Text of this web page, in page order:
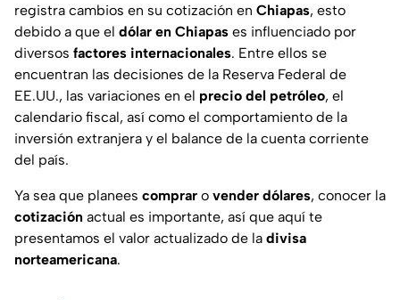
registra cambios en su cotización en Chiapas, esto
debido a que el dólar en Chiapas es influenciado por
diversos factores internacionales. Entre ellos se
encuentran las decisiones de la Reserva Federal de
EE.UU., las variaciones en el precio del petróleo, el
calendario fiscal, así como el comportamiento de la
inversión extranjera y el balance de la cuenta corriente
del país.
Ya sea que planees comprar o vender dólares, conocer la
cotización actual es importante, así que aquí te
presentamos el valor actualizado de la divisa
norteamericana.